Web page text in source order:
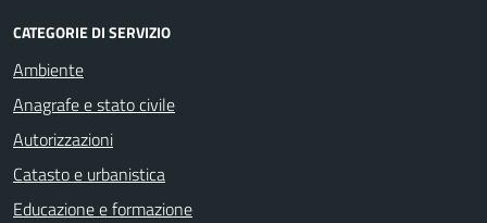
CATEGORIE DI SERVIZIO
Ambiente
Anagrafe e stato civile
Autorizzazioni
Catasto e urbanistica
Educazione e formazione